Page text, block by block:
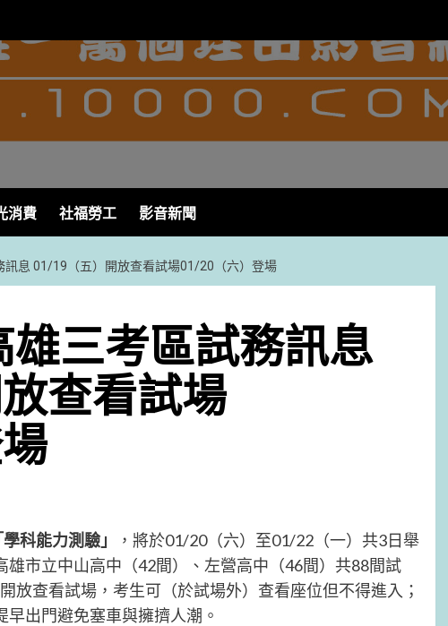
消費 社福勞工 影音新聞
訊息 01/19（五）開放查看試場01/20（六）登場
三考區試務訊息
查看試場
科能力測驗」
，將於01/20（六）至01/22（一）共3日舉
市立中山高中（42間）、左營高中（46間）共88間試
放查看試場，考生可（於試場外）查看座位但不得進入；
出門避免塞車與擁擠人潮。